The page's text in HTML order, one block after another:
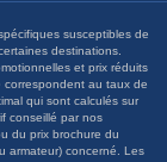
susceptibles de
destinations.
et prix réduits
correspondent au taux de
sur
conseillé par nos
du prix brochure du